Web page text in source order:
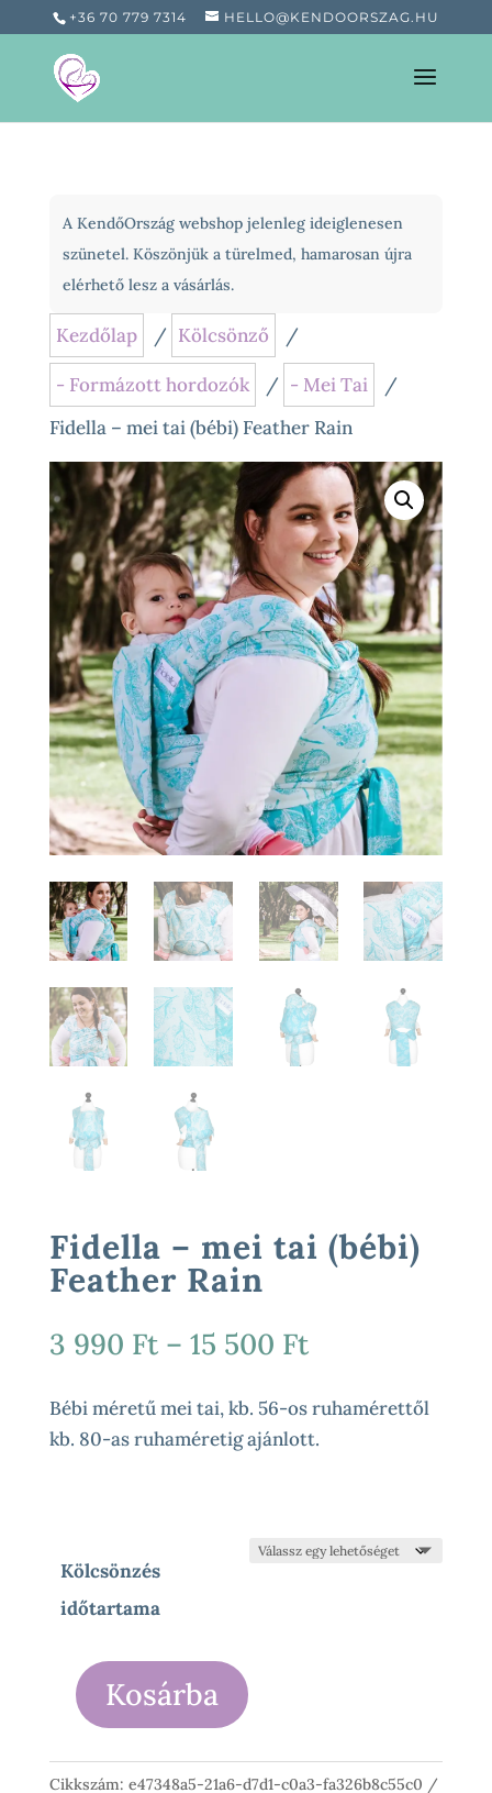
+36 70 779 7314 HELLO@KENDOORSZAG.HU
A KendőOrszág webshop jelenleg ideiglenesen
szünetel. Köszönjük a türelmed, hamarosan újra
elérhető lesz a vásárlás.
Kezdőlap / Kölcsönző /
- Formázott hordozók / - Mei Tai
/
Fidella – mei tai (bébi) Feather Rain
Fidella – mei tai (bébi)
Feather Rain
3 990 Ft – 15 500 FtÁrtartomány:
990 Ft
-
Bébi méretű mei tai, kb. 56-os ruhamérettől
kb. 80-as ruhaméretig ajánlott.
Kölcsönzés
időtartama
Fidella
mei
Kosárba
Cikkszám: e47348a5-21a6-d7d1-c0a3-fa326b8c55c0